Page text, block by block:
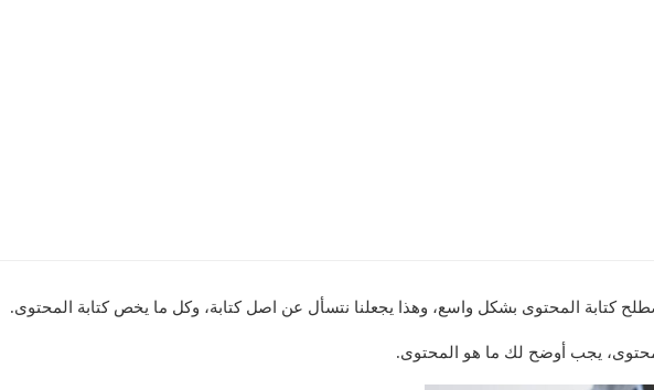
كتابة المحتوى بشكل واسع، وهذا يجعلنا نتسأل عن اصل كتابة، وكل ما يخص كتابة المحتوى.
يجب أوضح لك ما هو المحتوى.